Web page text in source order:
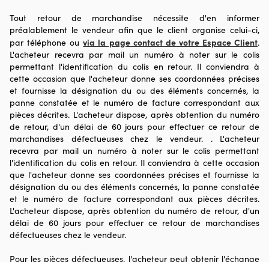
Tout retour de marchandise nécessite d'en informer
préalablement le vendeur afin que le client organise celui-ci,
par téléphone ouvia la page contact de votre Espace Client.
L'acheteur recevra par mail un numéro à noter sur le colis
permettant l'identification du colis en retour. Il conviendra à
cette occasion que l'acheteur donne ses coordonnées précises
et fournisse la désignation du ou des éléments concernés, la
panne constatée et le numéro de facture correspondant aux
pièces décrites. L'acheteur dispose, après obtention du numéro
de retour, d'un délai de 60 jours pour effectuer ce retour de
marchandises défectueuses chez le vendeur. . L'acheteur
recevra par mail un numéro à noter sur le colis permettant
l'identification du colis en retour. Il conviendra à cette occasion
que l'acheteur donne ses coordonnées précises et fournisse la
désignation du ou des éléments concernés, la panne constatée
et le numéro de facture correspondant aux pièces décrites.
L'acheteur dispose, après obtention du numéro de retour, d'un
délai de 60 jours pour effectuer ce retour de marchandises
défectueuses chez le vendeur.
Pour les pièces défectueuses, l'acheteur peut obtenir l'échange